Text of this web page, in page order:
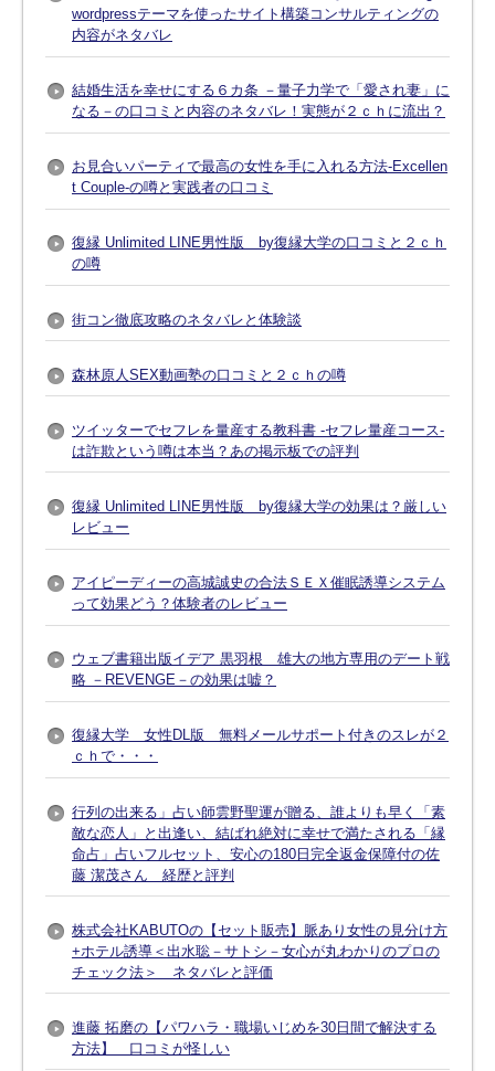
wordpressテーマを使ったサイト構築コンサルティングの
内容がネタバレ
結婚生活を幸せにする６カ条 －量子力学で「愛され妻」に
なる－の口コミと内容のネタバレ！実態が２ｃｈに流出？
お見合いパーティで最高の女性を手に入れる方法-Excellen
t Couple-の噂と実践者の口コミ
復縁 Unlimited LINE男性版 by復縁大学の口コミと２ｃｈ
の噂
街コン徹底攻略のネタバレと体験談
森林原人SEX動画塾の口コミと２ｃｈの噂
ツイッターでセフレを量産する教科書 -セフレ量産コース-
は詐欺という噂は本当？あの掲示板での評判
復縁 Unlimited LINE男性版 by復縁大学の効果は？厳しい
レビュー
アイピーディーの高城誠史の合法ＳＥＸ催眠誘導システム
って効果どう？体験者のレビュー
ウェブ書籍出版イデア 黒羽根 雄大の地方専用のデート戦
略 －REVENGE－の効果は嘘？
復縁大学 女性DL版 無料メールサポート付きのスレが２
ｃｈで・・・
行列の出来る」占い師雲野聖運が贈る、誰よりも早く「素
敵な恋人」と出逢い、結ばれ絶対に幸せで満たされる「縁
命占」占いフルセット、安心の180日完全返金保障付の佐
藤 潔茂さん 経歴と評判
株式会社KABUTOの【セット販売】脈あり女性の見分け方
+ホテル誘導＜出水聡－サトシ－女心が丸わかりのプロの
チェック法＞ ネタバレと評価
進藤 拓磨の【パワハラ・職場いじめを30日間で解決する
方法】 口コミが怪しい